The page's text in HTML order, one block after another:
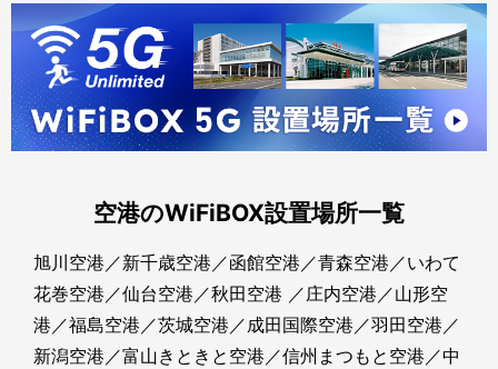
八戸駅:NewDays ミニ 八戸1号
6:15-21:00
詳細 >
青森駅:アパホテル〈青森駅県庁通〉
24時間
詳細 >
空港のWiFiBOX設置場所一覧
旭川空港 ／新千歳空港 ／函館空港 ／青森空港 ／いわて
花巻空港 ／仙台空港 ／秋田空港 ／庄内空港 ／山形空
港 ／福島空港 ／茨城空港 ／成田国際空港 ／羽田空港 ／
新潟空港 ／富山きときと空港 ／信州まつもと空港 ／中